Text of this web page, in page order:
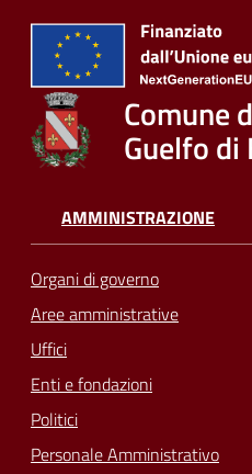
Comune
Guelfo di
AMMINISTRAZIONE
Organi di governo
Aree amministrative
Uffici
Enti e fondazioni
Politici
Personale Amministrativo